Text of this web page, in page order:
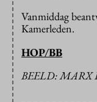
Vanmiddag
Kamerleden.
HOP/BB
BEELD: MARX